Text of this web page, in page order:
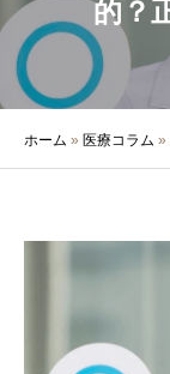
的？
ホーム » 医療コラム »
診療内容
院長・医師の紹介